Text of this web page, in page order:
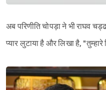
अब परिणीति चोपड़ा ने भी राघव
प्यार लुटाया है और लिखा है,